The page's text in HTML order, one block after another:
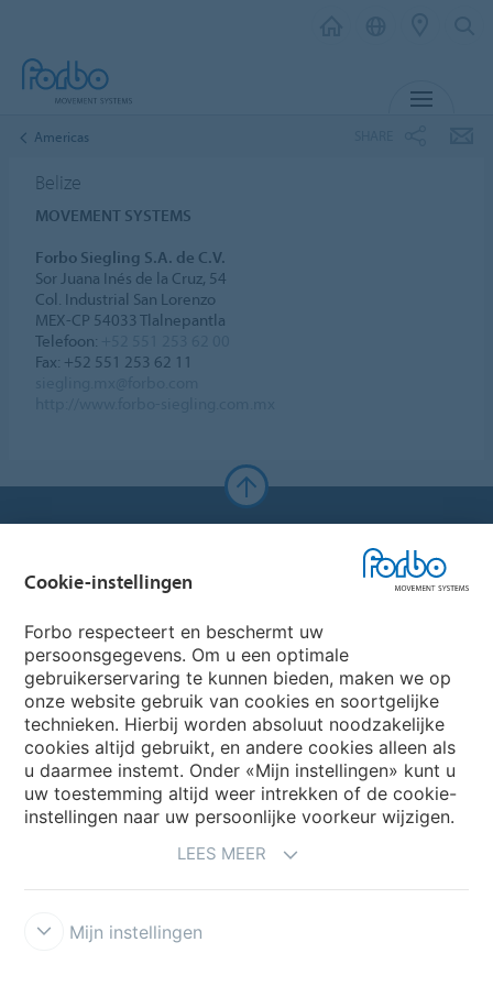
Americas
Belize
MOVEMENT SYSTEMS
Forbo Siegling S.A. de C.V.
Sor Juana Inés de la Cruz, 54
Col. Industrial San Lorenzo
MEX-CP 54033 Tlalnepantla
Telefoon:
Fax: +52 551 253 62 11
Forbo Websites
Forbo Group
Forbo Flooring Systems
Forbo Movement Systems
Selecteer een Land
Cookie-instellingen
Forbo respecteert en beschermt uw
persoonsgegevens. Om u een optimale
gebruikerservaring te kunnen bieden, maken we op
onze website gebruik van cookies en soortgelijke
technieken. Hierbij worden absoluut noodzakelijke
cookies altijd gebruikt, en andere cookies alleen als
u daarmee instemt. Onder «Mijn instellingen» kunt u
uw toestemming altijd weer intrekken of de cookie-
instellingen naar uw persoonlijke voorkeur wijzigen.
LEES MEER
Mijn instellingen